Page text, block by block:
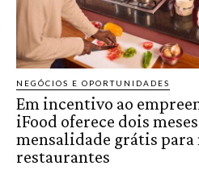
NEGÓCIOS E OPORTUNIDADES
Em incentivo ao
iFood oferece dois
mensalidade grátis para
restaurantes